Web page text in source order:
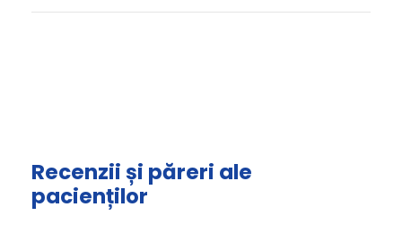
Recenzii și păreri ale
pacienților